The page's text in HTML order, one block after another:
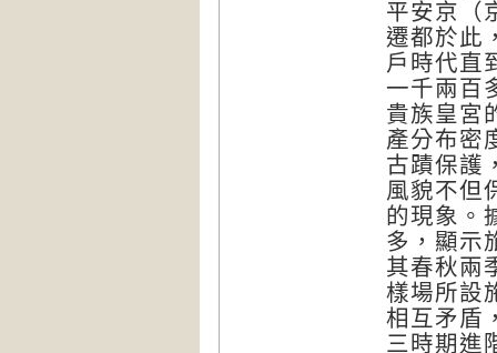
平安京（
遷都於此
戶時代直
一千兩百
貴族皇宮
產分布密
古蹟保護
風貌不但
的現象。
多，顯示
其春秋兩
樣場所設
相互矛盾
三時期進